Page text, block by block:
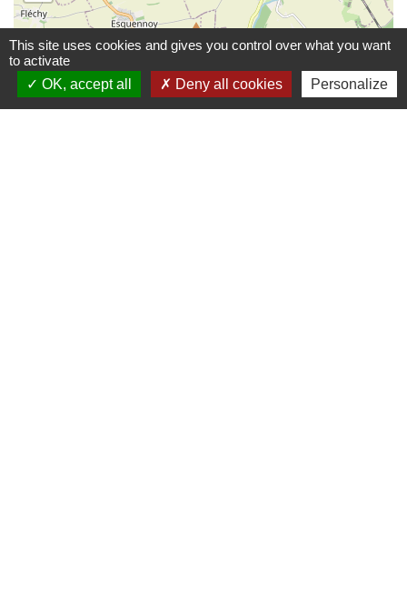
location_on
This site uses cookies and gives you control over what you want
to activate
OK, accept all
Deny all cookies Personalize